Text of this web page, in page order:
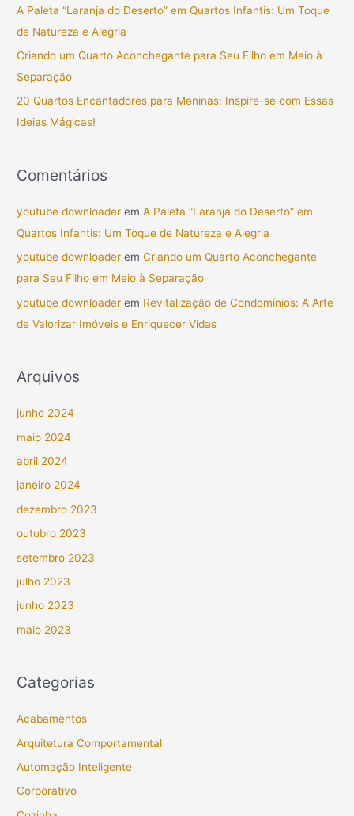
r
p
o
r
:
A Paleta “Laranja do Deserto” em Quartos Infantis: Um Toque
de Natureza e Alegria
Criando um Quarto Aconchegante para Seu Filho em Meio à
Separação
20 Quartos Encantadores para Meninas: Inspire-se com Essas
Ideias Mágicas!
Comentários
youtube downloader emA Paleta “Laranja do Deserto” em
Quartos Infantis: Um Toque de Natureza e Alegria
youtube downloader emCriando um Quarto Aconchegante
para Seu Filho em Meio à Separação
youtube downloader em Revitalização de Condomínios: A Arte
de Valorizar Imóveis e Enriquecer Vidas
Arquivos
junho 2024
maio 2024
abril 2024
janeiro 2024
dezembro 2023
outubro 2023
setembro 2023
julho 2023
junho 2023
maio 2023
Categorias
Acabamentos
Arquitetura Comportamental
Automação Inteligente
Corporativo